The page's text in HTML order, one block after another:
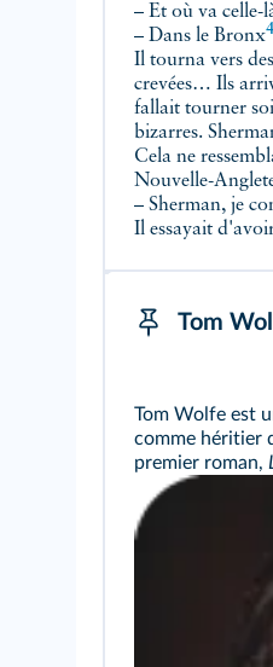
– Et où va celle-
– Dans le Bronx4
Il tourna vers
crevées… Ils
fallait tourner
bizarres.
Nouvelle-
– Sherman, je
Il essayait
Tom
Tom Wolfe est
comme héritier
premier roman,